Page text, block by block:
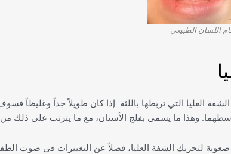
اللسان الطبيعي
العليا التي تربطها باللثة. إذا كان طويلاً جداً وغليظاً
وهذا ما يسمى بفلج الأسنان، مع ما يترتب على ذلك
لتحريك الشفة العليا، فضلاً عن التغييرات في صوت